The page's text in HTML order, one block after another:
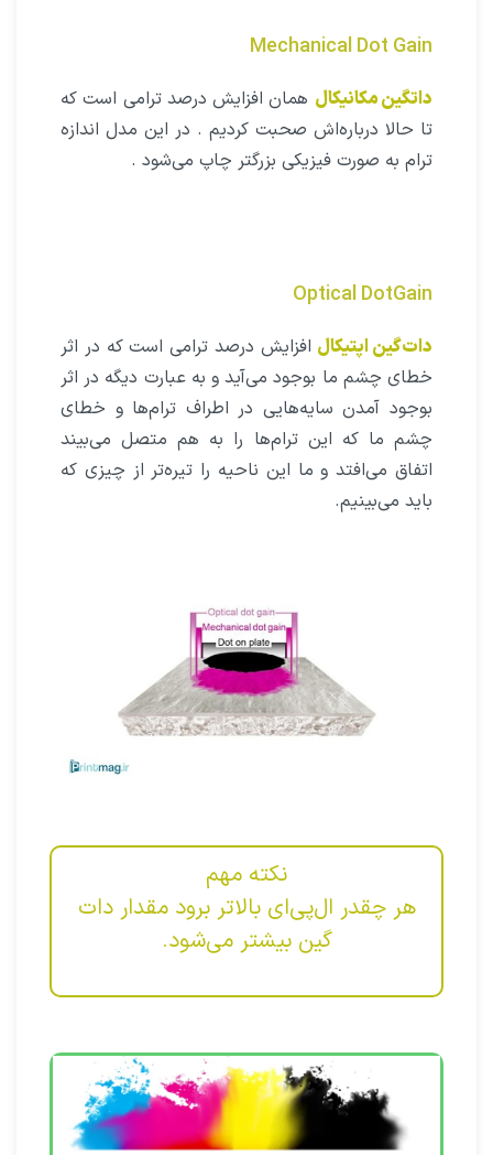
Mechanical Dot Gain
داتگین مکانیکال ‌همان افزایش درصد ترامی است که
تا حالا درباره‌اش صحبت کردیم . در این مدل اندازه
ترام به صورت فیزیکی بزرگتر چاپ می‌شود .
Optical DotGain
دات‌گین اپتیکال افزایش درصد ترامی است که در اثر
خطای چشم ما بوجود می‌آید و به عبارت دیگه در اثر
بوجود آمدن سایه‌هایی در اطراف ترام‌ها و خطای
چشم ما که این ترام‌ها را به هم متصل می‌بیند
اتفاق می‌افتد و ما این ناحیه را تیره‌تر از چیزی که
باید می‌بینیم.
نکته مهم
هر چقدر ال‌پی‌ای بالاتر برود مقدار دات‌
گین بیشتر می‌شود.